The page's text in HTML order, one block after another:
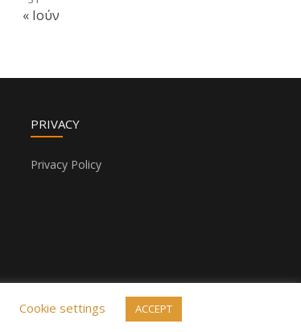
« Ιούν
PRIVACY
Privacy Policy
Cookie settings ACCEPT